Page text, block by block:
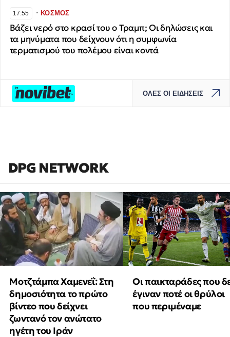
17:55 ∙ΚΟΣΜΟΣ
Βάζει νερό στο κρασί του ο Τραμπ; Οι δηλώσεις και
τα μηνύματα που δείχνουν ότι η συμφωνία
τερματισμού του πολέμου είναι κοντά
ΟΛΕΣ ΟΙ ΕΙΔΗΣΕΙΣ
DPG NETWORK
Μοτζτάμπα Χαμενεΐ: Στη
δημοσιότητα το πρώτο
βίντεο που δείχνει
ζωντανό τον ανώτατο
ηγέτη του Ιράν
Οι παικταράδες που
έγιναν ποτέ οι θρύλοι
που περιμέναμε